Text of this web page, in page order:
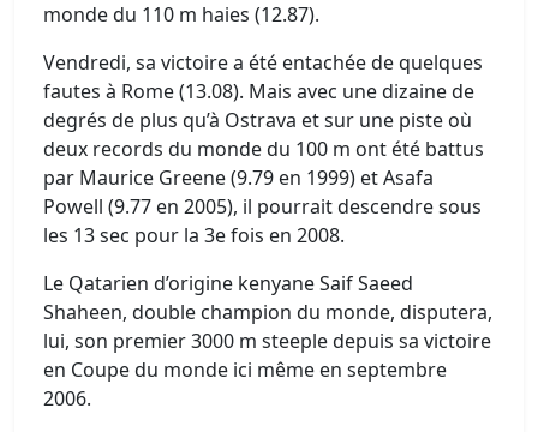
monde du 110 m haies (12.87).
Vendredi, sa victoire a été entachée de quelques
fautes à Rome (13.08). Mais avec une dizaine de
degrés de plus qu’à Ostrava et sur une piste où
deux records du monde du 100 m ont été battus
par Maurice Greene (9.79 en 1999) et Asafa
Powell (9.77 en 2005), il pourrait descendre sous
les 13 sec pour la 3e fois en 2008.
Le Qatarien d’origine kenyane Saif Saeed
Shaheen, double champion du monde, disputera,
lui, son premier 3000 m steeple depuis sa victoire
en Coupe du monde ici même en septembre
2006.